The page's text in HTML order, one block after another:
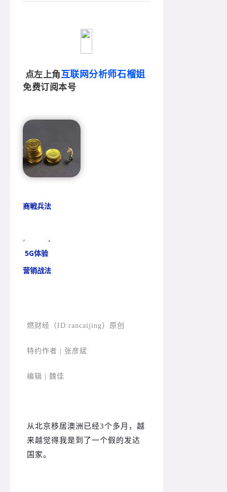
点左上角互联网分析师石榴姐
免费订阅本号
商戦兵法
5G体验
营销战法
燃财经（ID:rancaijing）原创
特约作者 | 张彦斌
编辑 | 魏佳
从北京移居澳洲已经3个多月，越
来越觉得我是到了一个假的发达
国家。